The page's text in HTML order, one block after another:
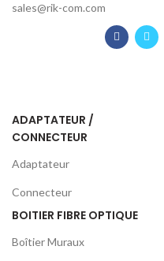
sales@rik-com.com
ADAPTATEUR /
CONNECTEUR
Adaptateur
Connecteur
BOITIER FIBRE OPTIQUE
Boîtier Muraux